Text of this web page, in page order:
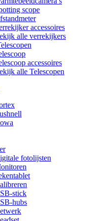
scope
accessoires
alle verrekijkers
accessoires
alle Telescopen
fotolijsten
stick
hubs